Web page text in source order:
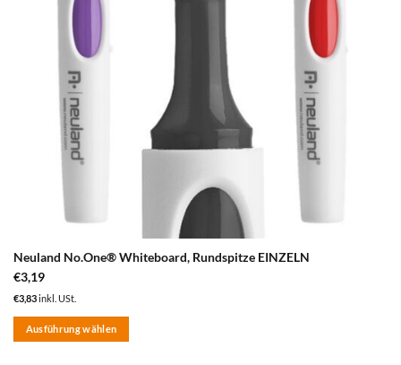
Neuland No.One® Whiteboard, Rundspitze EINZELN
€3,19
€3,83inkl. USt.
Ausführung wählen